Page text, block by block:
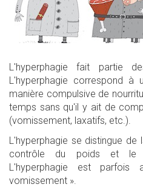
L'hyperphagie fait partie
L'hyperphagie correspond à
manière compulsive de
temps sans qu'il y ait de
(vomissement, laxatifs, etc.).
L'hyperphagie se distingue
contrôle du poids et le
L'hyperphagie est parfois
vomissement ».